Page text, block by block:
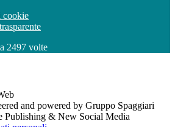
cookie
2497 volte
and powered by Gruppo Spaggiari
Publishing & New Social Media